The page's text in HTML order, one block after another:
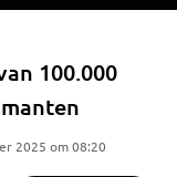
100.000
2025 om 08:20